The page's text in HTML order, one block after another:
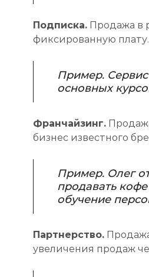
Подписка. Продажа в
фиксированную плату.
Пример.
основных
Франчайзинг.
бизнес известного
Пример. Олег
продавать
обучение
Партнерство.
увеличения продаж